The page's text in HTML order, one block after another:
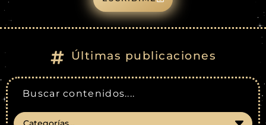
Últimas publicaciones